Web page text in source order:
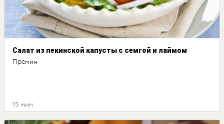
Салат из пекинской капусты с семгой и лаймом
Премия
15 мин